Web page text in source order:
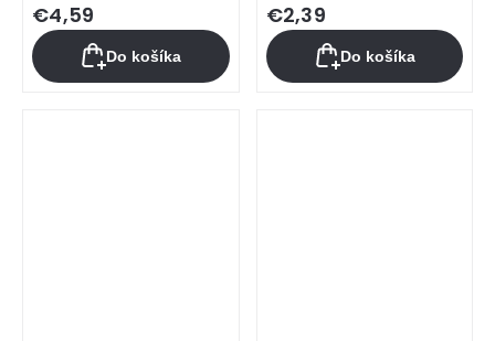
€4,59
Do košíka
€2,39
Do košíka